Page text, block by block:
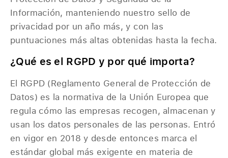
Información, manteniendo nuestro sello de
privacidad por un año más, y con las
puntuaciones más altas obtenidas hasta la fecha.
¿Qué es el RGPD y por qué importa?
El RGPD (Reglamento General de Protección de
Datos) es la normativa de la Unión Europea que
regula cómo las empresas recogen, almacenan y
usan los datos personales de las personas. Entró
en vigor en 2018 y desde entonces marca el
estándar global más exigente en materia de